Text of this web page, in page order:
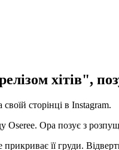
хітів",
сторінці в Instagram.
Oseree. Ора позує з
її груди.